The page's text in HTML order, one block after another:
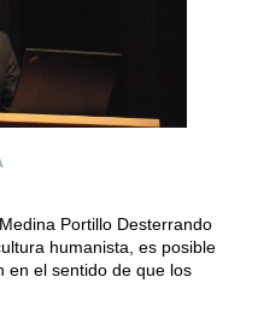
Portillo Desterrando
humanista, es posible
en el sentido de que los